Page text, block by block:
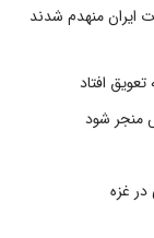
در حملات ایران منهدم شدند
افتاد
منجر شود
غزه